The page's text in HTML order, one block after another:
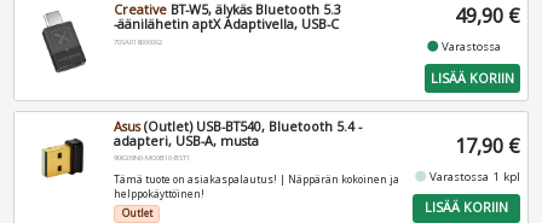
Creative BT-W5, älykäs Bluetooth 5.3
-äänilähetin aptX Adaptivella, USB-C
70SA018000002
49,90 €
fiber_manual_recordVarastossa
LISÄÄ KORIIN
Asus(Outlet) USB-BT540, Bluetooth 5.4 -
adapteri, USB-A, musta
90IG09N0-MO0B10-BST1
Tämä tuote on asiakaspalautus! | Näppärän kokoinen ja
helppokäyttöinen!
Outlet
17,90 €
fiber_manual_record Varastossa 1 kpl
LISÄÄ KORIIN